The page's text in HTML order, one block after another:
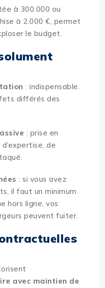
à 300.000 ou
à 2.000 €, permet
le budget.
: indispensable.
différés des
: prise en
de
: si vous avez
il faut un minimum
hors ligne, vos
peuvent fuiter.
avec maintien de